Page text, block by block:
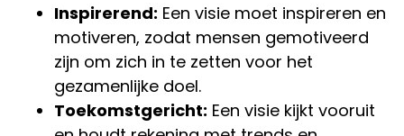
Inspirerend: Een visie moet inspireren en
motiveren, zodat mensen gemotiveerd
zijn om zich in te zetten voor het
gezamenlijke doel.
Toekomstgericht: Een visie kijkt vooruit